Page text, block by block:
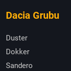
Dacia Grubu
Duster
Dokker
Sandero